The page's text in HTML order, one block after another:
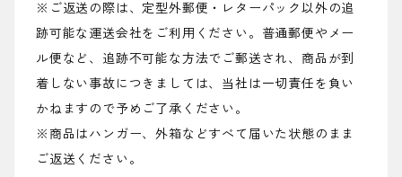
※ご返送の際は、定型外郵便・レターパック以外の追
跡可能な運送会社をご利用ください。普通郵便やメー
ル便など、追跡不可能な方法でご郵送され、商品が到
着しない事故につきましては、当社は一切責任を負い
かねますので予めご了承ください。
※商品はハンガー、外箱などすべて届いた状態のまま
ご返送ください。